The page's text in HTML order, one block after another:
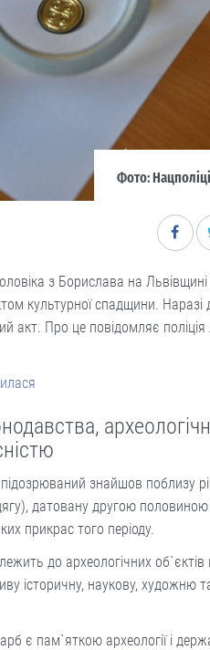
Фото:
з Борислава на Львівщині
культурної спадщини. Наразі
акт. Про це повідомляє поліція
знайшов поблизу
датовану другою
прикрас того періоду.
до археологічних об`єктів
історичну, наукову, художню
є пам`яткою археології і